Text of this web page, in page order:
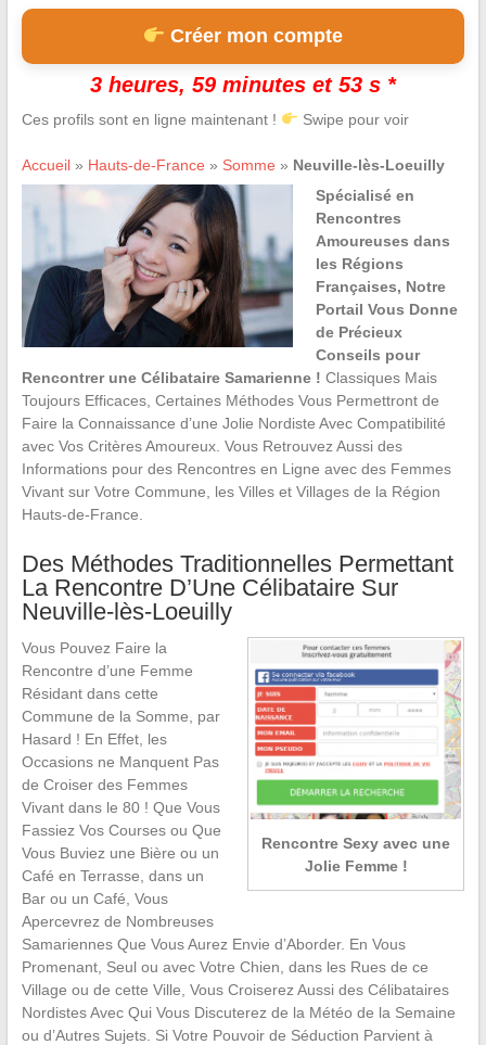
Créer mon compte
3 heures, 59 minutes et 52 s *
Ces profils sont en ligne maintenant ! Swipe pour voir
Accueil» Hauts-de-France » Somme » Neuville-lès-Loeuilly
Spécialisé en
Rencontres
Amoureuses dans
les Régions
Françaises, Notre
Portail Vous Donne
de Précieux
Conseils pour
Rencontrer une Célibataire Samarienne ! Classiques Mais
Toujours Efficaces, Certaines Méthodes Vous Permettront de
Faire la Connaissance d’une Jolie Nordiste Avec Compatibilité
avec Vos Critères Amoureux. Vous Retrouvez Aussi des
Informations pour des Rencontres en Ligne avec des Femmes
Vivant sur Votre Commune, les Villes et Villages de la Région
Hauts-de-France.
Des Méthodes Traditionnelles Permettant
La Rencontre D’Une Célibataire Sur
Neuville-lès-Loeuilly
Rencontre Sexy avec une
Jolie Femme !
Vous Pouvez Faire la
Rencontre d’une Femme
Résidant dans cette
Commune de la Somme, par
Hasard ! En Effet, les
Occasions ne Manquent Pas
de Croiser des Femmes
Vivant dans le 80 ! Que Vous
Fassiez Vos Courses ou Que
Vous Buviez une Bière ou un
Café en Terrasse, dans un
Bar ou un Café, Vous
Apercevrez de Nombreuses
Samariennes Que Vous Aurez Envie d’Aborder. En Vous
Promenant, Seul ou avec Votre Chien, dans les Rues de ce
Village ou de cette Ville, Vous Croiserez Aussi des Célibataires
Nordistes Avec Qui Vous Discuterez de la Météo de la Semaine
ou d’Autres Sujets. Si Votre Pouvoir de Séduction Parvient à